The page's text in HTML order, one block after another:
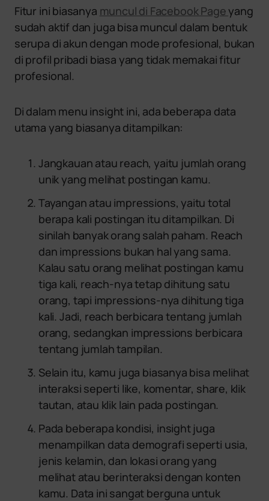
Fitur ini biasanya muncul di Facebook Pageyang
sudah aktif dan juga bisa muncul dalam bentuk
serupa di akun dengan mode profesional, bukan
di profil pribadi biasa yang tidak memakai fitur
profesional.
Di dalam menu insight ini, ada beberapa data
utama yang biasanya ditampilkan:
Jangkauan atau reach, yaitu jumlah orang
unik yang melihat postingan kamu.
Tayangan atau impressions, yaitu total
berapa kali postingan itu ditampilkan. Di
sinilah banyak orang salah paham. Reach
dan impressions bukan hal yang sama.
Kalau satu orang melihat postingan kamu
tiga kali, reach-nya tetap dihitung satu
orang, tapi impressions-nya dihitung tiga
kali. Jadi, reach berbicara tentang jumlah
orang, sedangkan impressions berbicara
tentang jumlah tampilan.
Selain itu, kamu juga biasanya bisa melihat
interaksi seperti like, komentar, share, klik
tautan, atau klik lain pada postingan.
Pada beberapa kondisi, insight juga
menampilkan data demografi seperti usia,
jenis kelamin, dan lokasi orang yang
melihat atau berinteraksi dengan konten
kamu. Data ini sangat berguna untuk